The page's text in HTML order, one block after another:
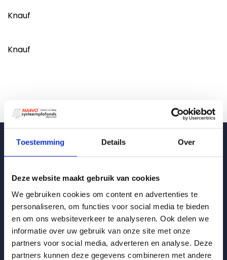
Toestemming Details Over
Deze website maakt gebruik van cookies
We gebruiken cookies om content en advertenties te
personaliseren, om functies voor social media te bieden
en om ons websiteverkeer te analyseren. Ook delen we
informatie over uw gebruik van onze site met onze
partners voor social media, adverteren en analyse. Deze
partners kunnen deze gegevens combineren met andere
Knauf
Knauf
Vrijblijvende offerte
Wenst u meer informatie?
Bel:0528 277 490. Kom direct telefonisch in
contact met één van onze medewerkers. Onze